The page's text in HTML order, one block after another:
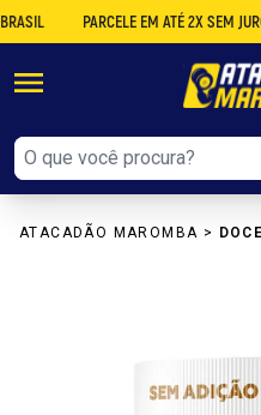
PARCELE EM ATÉ 2X SEM JUROS
ATACADÃO MAROMBA > DOCE